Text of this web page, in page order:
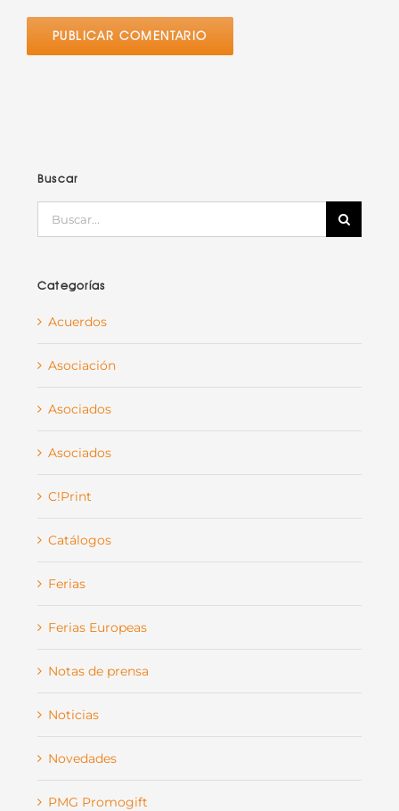
Buscar
Buscar
Categorías
Acuerdos
Asociación
Asociados
Asociados
C!Print
Catálogos
Ferias
Ferias Europeas
Notas de prensa
Noticias
Novedades
PMG Promogift